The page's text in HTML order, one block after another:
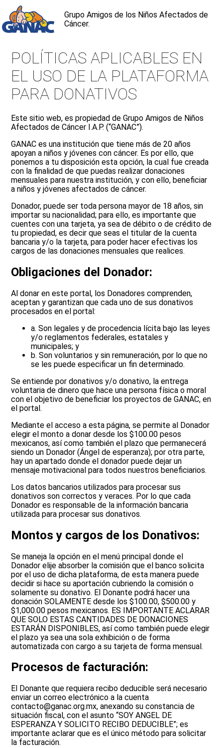
Grupo Amigos de los Niños Afectados de
Cáncer.
POLÍTICAS APLICABLES EN
EL USO DE LA PLATAFORMA
PARA DONATIVOS
Este sitio web, es propiedad de Grupo Amigos de Niños
Afectados de Cáncer I.A.P. (“GANAC”).
GANAC es una institución que tiene más de 20 años
apoyan a niños y jóvenes con cáncer. Es por ello, que
ponemos a tu disposición esta opción, la cual fue creada
con la finalidad de que puedas realizar donaciones
mensuales para nuestra institución, y con ello, beneficiar
a niños y jóvenes afectados de cáncer.
Donador, puede ser toda persona mayor de 18 años, sin
importar su nacionalidad; para ello, es importante que
cuentes con una tarjeta, ya sea de débito o de crédito de
tu propiedad, es decir que seas el titular de la cuenta
bancaria y/o la tarjeta, para poder hacer efectivas los
cargos de las donaciones mensuales que realices.
Obligaciones del Donador:
Al donar en este portal, los Donadores comprenden,
aceptan y garantizan que cada uno de sus donativos
procesados en el portal:
a. Son legales y de procedencia lícita bajo las leyes
y/o reglamentos federales, estatales y
municipales; y
b. Son voluntarios y sin remuneración, por lo que no
se les puede especificar un fin determinado.
Se entiende por donativos y/o donativo, la entrega
voluntaria de dinero que hace una persona física o moral
con el objetivo de beneficiar los proyectos de GANAC, en
el portal.
Mediante el acceso a esta página, se permite al Donador
elegir el monto a donar desde los $100.00 pesos
mexicanos, así como también el plazo que permanecerá
siendo un Donador (Ángel de esperanza); por otra parte,
hay un apartado donde el donador puede dejar un
mensaje motivacional para todos nuestros beneficiarios.
Los datos bancarios utilizados para procesar sus
donativos son correctos y veraces. Por lo que cada
Donador es responsable de la información bancaria
utilizada para procesar sus donativos.
Montos y cargos de los Donativos:
Se maneja la opción en el menú principal donde el
Donador elije absorber la comisión que el banco solicita
por el uso de dicha plataforma, de esta manera puede
decidir si hace su aportación cubriendo la comisión o
solamente su donativo. El Donante podrá hacer una
donación SOLAMENTE desde los $100.00, $500.00 y
$1,000.00 pesos mexicanos. ES IMPORTANTE ACLARAR
QUE SOLO ESTAS CANTIDADES DE DONACIONES
ESTARÁN DISPONIBLES, así como también puede elegir
el plazo ya sea una sola exhibición o de forma
automatizada con cargo a su tarjeta de forma mensual.
Procesos de facturación:
El Donante que requiera recibo deducible será necesario
enviar un correo electrónico a la cuenta
contacto@ganac.org.mx, anexando su constancia de
situación fiscal, con el asunto “SOY ANGEL DE
ESPERANZA Y SOLICITO RECIBO DEDUCIBLE”; es
importante aclarar que es el único método para solicitar
la facturación.